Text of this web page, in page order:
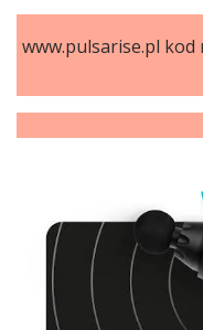
www.pulsarise.pl